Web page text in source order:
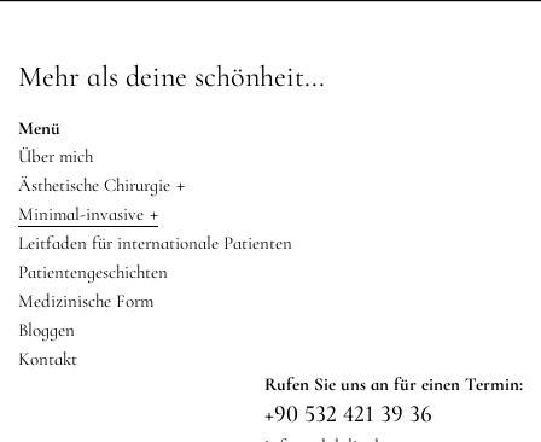
Mehr als deine schönheit...
Menü
Über mich
Ästhetische Chirurgie +
Minimal-invasive +
Leitfaden für internationale Patienten
Patientengeschichten
Medizinische Form
Bloggen
Kontakt
Rufen Sie uns an für einen Termin:
+90 532 421 39 36